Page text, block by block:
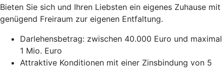
Bieten Sie sich und Ihren Liebsten ein eigenes Zuhause mit
genügend Freiraum zur eigenen Entfaltung.
Darlehensbetrag: zwischen 40.000 Euro und maximal
1 Mio. Euro
Attraktive Konditionen mit einer Zinsbindung von 5